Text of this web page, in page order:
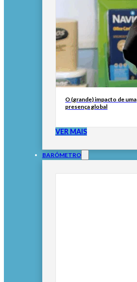
O (grande) impacto de uma
presença global
VER MAIS
BARÓMETRO